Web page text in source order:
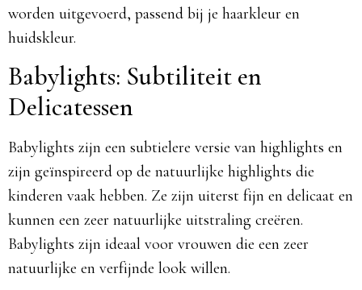
worden uitgevoerd, passend bij je haarkleur en
huidskleur.
Babylights: Subtiliteit en
Delicatessen
Babylights zijn een subtielere versie van highlights en
zijn geïnspireerd op de natuurlijke highlights die
kinderen vaak hebben. Ze zijn uiterst fijn en delicaat en
kunnen een zeer natuurlijke uitstraling creëren.
Babylights zijn ideaal voor vrouwen die een zeer
natuurlijke en verfijnde look willen.